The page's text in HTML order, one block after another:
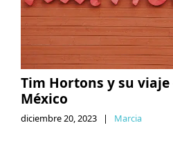
Tim Hortons y su viaje
México
diciembre 20, 2023 | Marcia